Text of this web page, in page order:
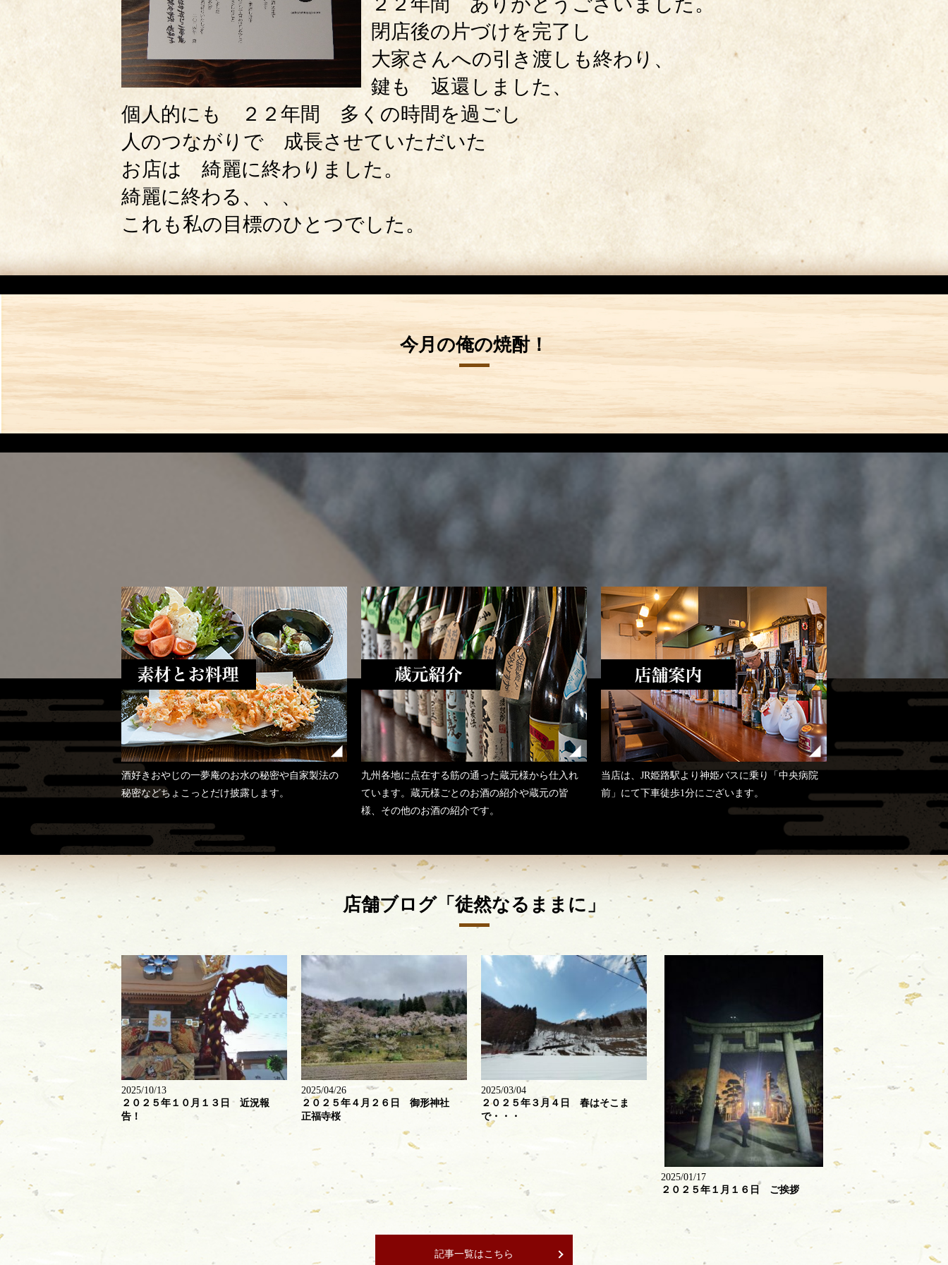
閉店後の片づけを完了し
大家さんへの引き渡しも終わり、
鍵も 返還しました、
個人的にも ２２年間 多くの時間を過ごし
人のつながりで 成長させていただいた
お店は 綺麗に終わりました。
綺麗に終わる、、、
これも私の目標のひとつでした。
今月の俺の焼酎！
酒好きおやじの一夢庵のお水の秘密や自家製法の
秘密などちょこっとだけ披露します。
九州各地に点在する筋の通った蔵元様から仕入れ
ています。蔵元様ごとのお酒の紹介や蔵元の皆
様、その他のお酒の紹介です。
当店は、JR姫路駅より神姫バスに乗り「中央病院
前」にて下車徒歩1分にございます。
店舗ブログ「徒然なるままに」
2025/10/13
２０２５年１０月１３日 近況報
告！
2025/04/26
２０２５年４月２６日 御形神社
正福寺桜
2025/03/04
２０２５年３月４日 春はそこま
で・・・
2025/01/17
２０２５年１月１６日 ご挨拶
記事一覧はこちら